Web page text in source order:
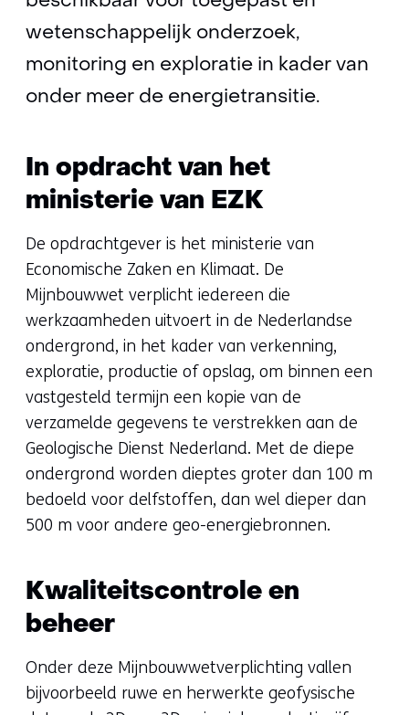
wetenschappelijk onderzoek,
monitoring en exploratie in kader van
onder meer de energietransitie.
In opdracht van het
ministerie van EZK
De opdrachtgever is het ministerie van
Economische Zaken en Klimaat. De
Mijnbouwwet verplicht iedereen die
werkzaamheden uitvoert in de Nederlandse
ondergrond, in het kader van verkenning,
exploratie, productie of opslag, om binnen een
vastgesteld termijn een kopie van de
verzamelde gegevens te verstrekken aan de
Geologische Dienst Nederland. Met de diepe
ondergrond worden dieptes groter dan 100 m
bedoeld voor delfstoffen, dan wel dieper dan
500 m voor andere geo-energiebronnen.
Kwaliteitscontrole en
beheer
Onder deze Mijnbouwwetverplichting vallen
bijvoorbeeld ruwe en herwerkte geofysische